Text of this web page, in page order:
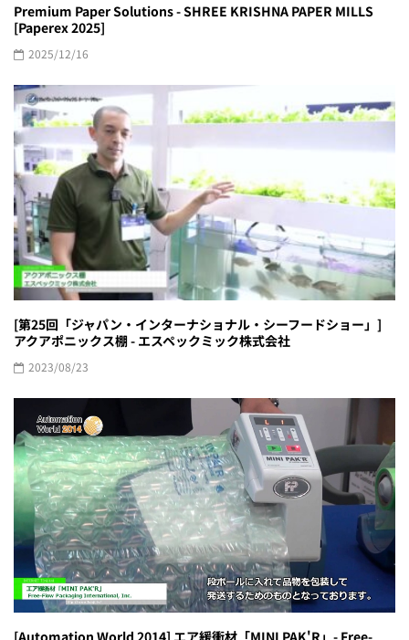
Premium Paper Solutions - SHREE KRISHNA PAPER MILLS
[Paperex 2025]
2025/12/16
[第25回「ジャパン・インターナショナル・シーフードショー」]
アクアポニックス棚 - エスペックミック株式会社
2023/08/23
[Automation World 2014] エア緩衝材「MINI PAK'R」- Free-